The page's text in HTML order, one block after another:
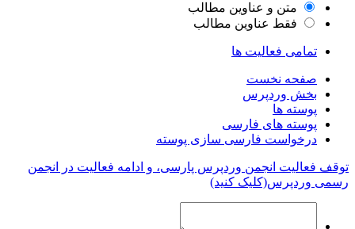
متن و عناوین مطالب
فقط عناوین مطالب
تمامی فعالیت ها
صفحه نخست
بخش وردپرس
پوسته ها
پوسته های فارسی
درخواست فارسی سازی پوسته
توقف فعالیت انجمن وردپرس پارسی، و ادامه فعالیت در انجمن
رسمی وردپرس(کلیک کنید)